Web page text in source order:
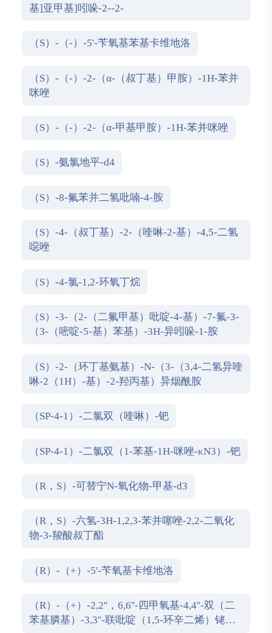
基]亚甲基]吲哚-2--2-
（S）-（-）-5'-苄氧基苯基卡维地洛
（S）-（-）-2-（α-（叔丁基）甲胺）-1H-苯并
咪唑
（S）-（-）-2-（α-甲基甲胺）-1H-苯并咪唑
（S）-氨氯地平-d4
（S）-8-氟苯并二氢吡喃-4-胺
（S）-4-（叔丁基）-2-（喹啉-2-基）-4,5-二氢
噁唑
（S）-4-氯-1,2-环氧丁烷
（S）-3-（2-（二氟甲基）吡啶-4-基）-7-氟-3-
（3-（嘧啶-5-基）苯基）-3H-异吲哚-1-胺
（S）-2-（环丁基氨基）-N-（3-（3,4-二氢异喹
啉-2（1H）-基）-2-羟丙基）异烟酰胺
（SP-4-1）-二氯双（喹啉）-钯
（SP-4-1）-二氯双（1-苯基-1H-咪唑-κN3）-钯
（R，S）-可替宁N-氧化物-甲基-d3
（R，S）-六氢-3H-1,2,3-苯并噻唑-2,2-二氧化
物-3-羧酸叔丁酯
（R）-（+）-5'-苄氧基卡维地洛
（R）-（+）-2,2''，6,6''-四甲氧基-4,4''-双（二
苯基膦基）-3,3''-联吡啶（1,5-环辛二烯）铑